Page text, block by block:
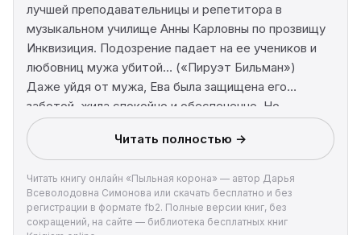
лучшей преподавательницы и репетитора в
музыкальном училище Анны Карловны по прозвищу
Инквизиция. Подозрение падает на ее учеников и
любовниц мужа убитой… («Пируэт Бильман»)
Даже уйдя от мужа, Ева была защищена его
заботой, жила спокойно и обеспеченно. Но
случилось непредвиденное – бывшего супруга
подставили, и Ева решила действовать, понимая,
что надо спасать его и себя… («Пыльная корона»)
Читать полностью →
Читать книгу онлайн «Пыльная корона» — автор Дарья
Всеволодовна Симонова или скачать бесплатно и без
регистрации в формате fb2. Полные версии книг, без
сокращений, на сайте — библиотека бесплатных книг